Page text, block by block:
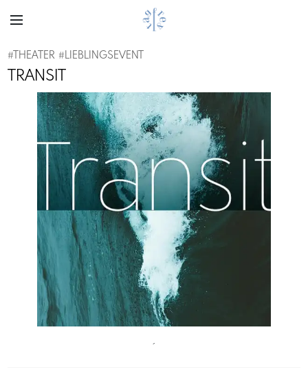
# THEATER #LIEBLINGSEVENT
TRANSIT
Previous
´